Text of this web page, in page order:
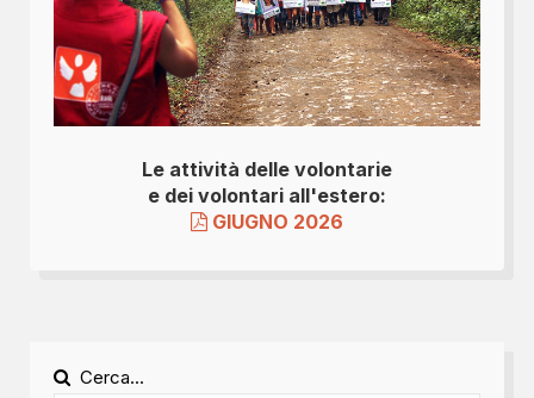
Le attività delle volontarie
e dei volontari all'estero:
GIUGNO 2026
Cerca...